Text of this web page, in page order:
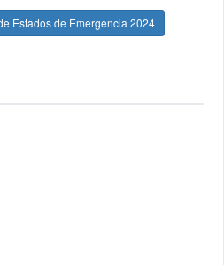
Estados de Emergencia 2024